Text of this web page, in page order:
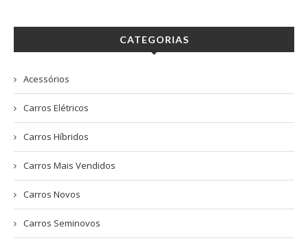
CATEGORIAS
Acessórios
Carros Elétricos
Carros Híbridos
Carros Mais Vendidos
Carros Novos
Carros Seminovos